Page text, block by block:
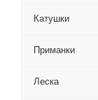
Катушки
Приманки
Леска